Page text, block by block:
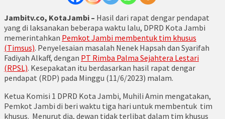
Jambitv.co, KotaJambi – Hasil dari rapat dengar pendapat
yang di laksanakan beberapa waktu lalu, DPRD Kota Jambi
memerintahkan Pemkot Jambi membentuk tim khusus
(Timsus). Penyelesaian masalah Nenek Hapsah dan Syarifah
Fadiyah Alkaff, dengan PT Rimba Palma Sejahtera Lestari
(RPSL). Kesepakatan itu berdasarkan hasil rapat dengar
pendapat (RDP) pada Minggu (11/6/2023) malam.
Ketua Komisi 1 DPRD Kota Jambi, Muhili Amin mengatakan,
Pemkot Jambi di beri waktu tiga hari untuk membentuk tim
khusus. Menurut dia, dewan tidak terlibat dalam tim khusus